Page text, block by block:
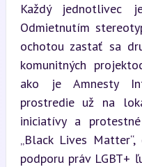
Každý
Odmietnutím
ochotou zastať sa
komunitných
ako je Amnesty
prostredie už na
iniciatívy a
„Black Lives
podporu práv LGBT+